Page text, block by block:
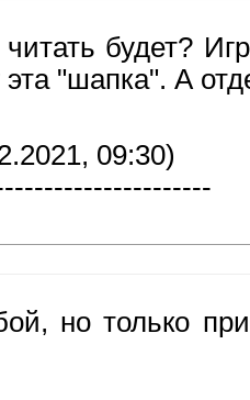
будет?
"шапка". А
09:30)
но только